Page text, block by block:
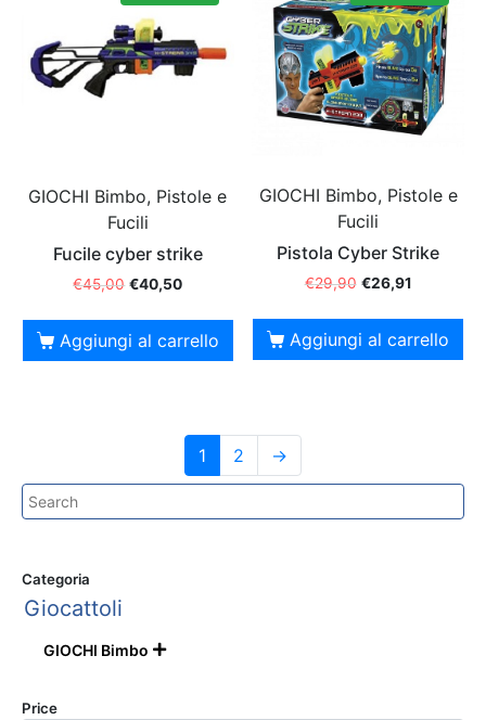
GIOCHI Bimbo, Pistole e
Fucili
Fucile cyber strike
€45,00 €40,50
Aggiungi al carrello
GIOCHI Bimbo, Pistole e
Fucili
Pistola Cyber Strike
€29,90 €26,91
Aggiungi al carrello
1 2 →
Categoria
Giocattoli
GIOCHI Bimbo 
Price